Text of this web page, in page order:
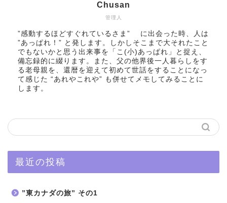
管理人
Chusan
”感動するほどすぐれているさま” に出会った時、人は
”あっぱれ！” と発します。しかしそこまで大それたこと
でもないかと思う出来事を「こ(小)あっぱれ」と捉え、
備忘録的に綴ります。また、父の他界後一人暮らしをす
る老母親を、還暦を迎えて初めて世話をすることになっ
て感じた “あれやこれや” も併せてメモしてみることに
します。
最近の投稿
”東カナダの旅” その1